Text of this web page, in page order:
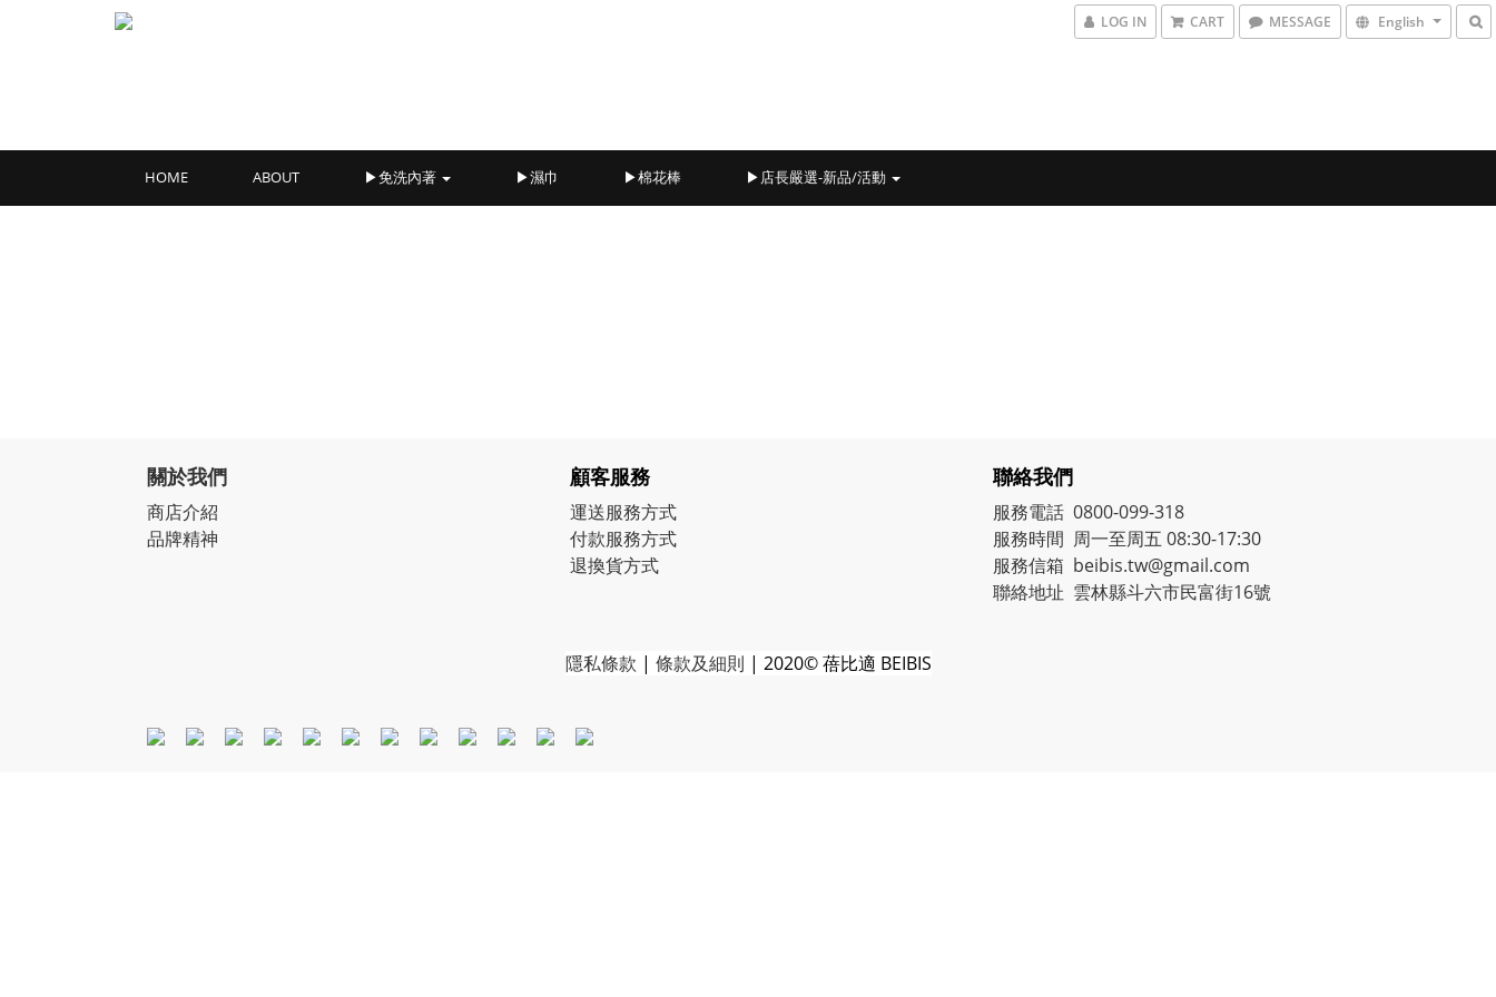
LOG IN CART MESSAGE English
HOME ABOUT ▶免洗內著 ▶濕巾 ▶棉花棒 ▶店長嚴選-新品/活動
關於我們
商店介紹
品牌精神
顧客服務
運送服務方式
付款服務方式
退換貨方式
聯絡我們
服務電話 0800-099-318
服務時間 周一至周五 08:30-17:30
服務信箱 beibis.tw@gmail.com
聯絡地址 雲林縣斗六市民富街16號
隱私條款 | 條款及細則 | 2020© 蓓比適 BEIBIS